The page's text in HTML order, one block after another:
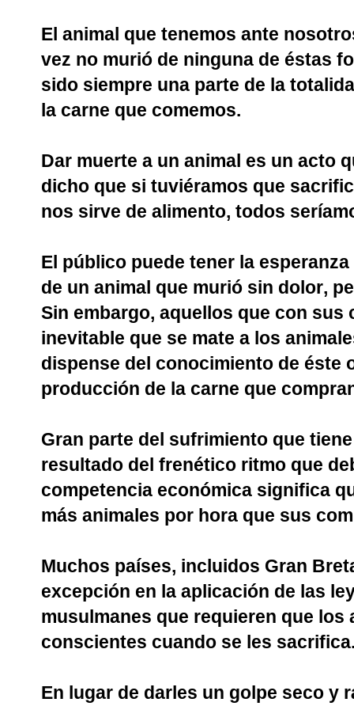
El animal que tenemos ante
vez no murió de ninguna de éstas
sido siempre una parte de la
la carne que comemos.
Dar muerte a un animal es un acto
dicho que si tuviéramos que
nos sirve de alimento, todos
El público puede tener la
de un animal que murió sin dolor,
Sin embargo, aquellos que con
inevitable que se mate a los
dispense del conocimiento de éste
producción de la carne que
Gran parte del sufrimiento que
resultado del frenético ritmo que
competencia económica significa
más animales por hora que sus
Muchos países, incluidos Gran
excepción en la aplicación de las
musulmanes que requieren que
conscientes cuando se les
En lugar de darles un golpe seco y